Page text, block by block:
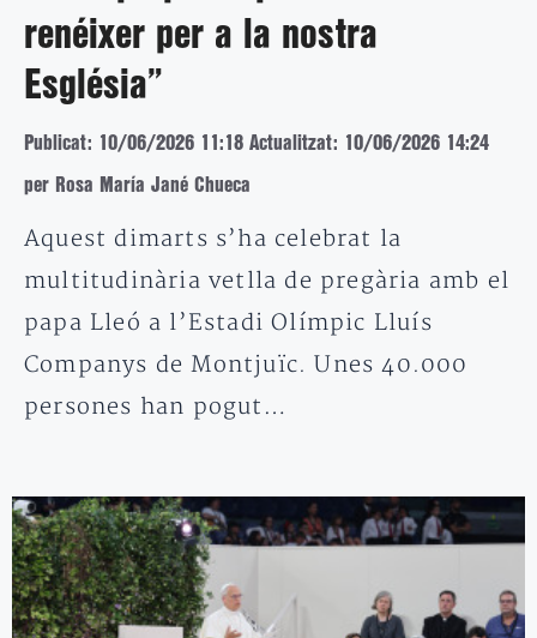
renéixer per a la nostra
Església”
Publicat: 10/06/2026 11:18 Actualitzat: 10/06/2026 14:24
per Rosa María Jané Chueca
Aquest dimarts s’ha celebrat la
multitudinària vetlla de pregària amb el
papa Lleó a l’Estadi Olímpic Lluís
Companys de Montjuïc. Unes 40.000
persones han pogut…